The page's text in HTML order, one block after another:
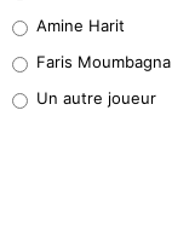
1%
9%
Amine Harit
Faris Moumbagna
Un autre joueur